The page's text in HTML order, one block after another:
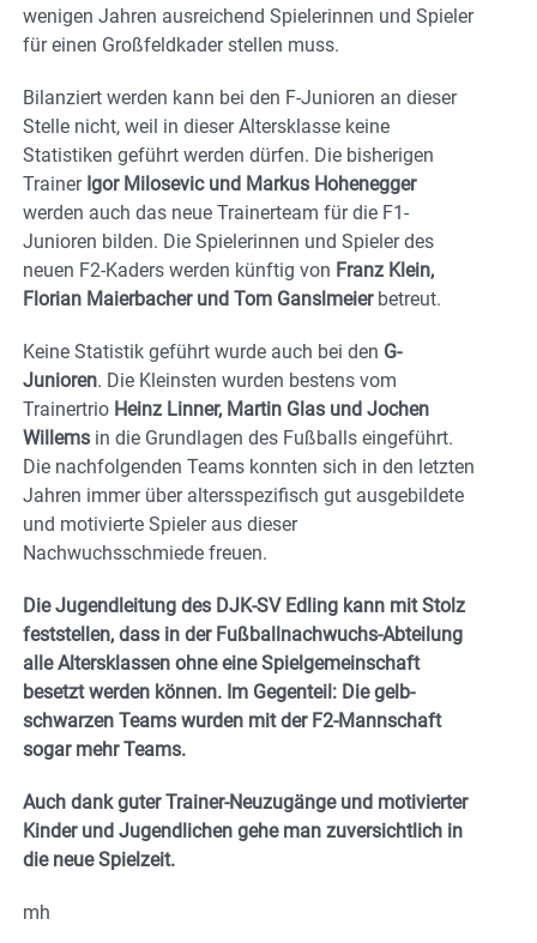
wenigen Jahren ausreichend Spielerinnen und Spieler
für einen Großfeldkader stellen muss.
Bilanziert werden kann bei den F-Junioren an dieser
Stelle nicht, weil in dieser Altersklasse keine
Statistiken geführt werden dürfen. Die bisherigen
Trainer Igor Milosevic und Markus Hohenegger
werden auch das neue Trainerteam für die F1-
Junioren bilden. Die Spielerinnen und Spieler des
neuen F2-Kaders werden künftig von Franz Klein,
Florian Maierbacher und Tom Ganslmeierbetreut.
Keine Statistik geführt wurde auch bei den G-
Junioren. Die Kleinsten wurden bestens vom
Trainertrio Heinz Linner, Martin Glas und Jochen
Willems in die Grundlagen des Fußballs eingeführt.
Die nachfolgenden Teams konnten sich in den letzten
Jahren immer über altersspezifisch gut ausgebildete
und motivierte Spieler aus dieser
Nachwuchsschmiede freuen.
Die Jugendleitung des DJK-SV Edling kann mit Stolz
feststellen, dass in der Fußballnachwuchs-Abteilung
alle Altersklassen ohne eine Spielgemeinschaft
besetzt werden können. Im Gegenteil: Die gelb-
schwarzen Teams wurden mit der F2-Mannschaft
sogar mehr Teams.
Auch dank guter Trainer-Neuzugänge und motivierter
Kinder und Jugendlichen gehe man zuversichtlich in
die neue Spielzeit.
mh